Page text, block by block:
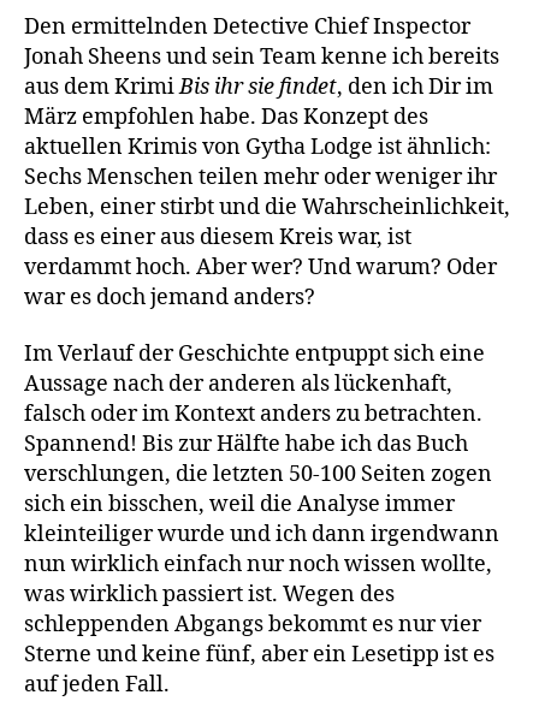
Den ermittelnden Detective Chief Inspector
Jonah Sheens und sein Team kenne ich bereits
aus dem KrimiBis ihr sie findet, den ich Dir im
März empfohlen habe. Das Konzept des
aktuellen Krimis von Gytha Lodge ist ähnlich:
Sechs Menschen teilen mehr oder weniger ihr
Leben, einer stirbt und die Wahrscheinlichkeit,
dass es einer aus diesem Kreis war, ist
verdammt hoch. Aber wer? Und warum? Oder
war es doch jemand anders?
Im Verlauf der Geschichte entpuppt sich eine
Aussage nach der anderen als lückenhaft,
falsch oder im Kontext anders zu betrachten.
Spannend! Bis zur Hälfte habe ich das Buch
verschlungen, die letzten 50-100 Seiten zogen
sich ein bisschen, weil die Analyse immer
kleinteiliger wurde und ich dann irgendwann
nun wirklich einfach nur noch wissen wollte,
was wirklich passiert ist. Wegen des
schleppenden Abgangs bekommt es nur vier
Sterne und keine fünf, aber ein Lesetipp ist es
auf jeden Fall.